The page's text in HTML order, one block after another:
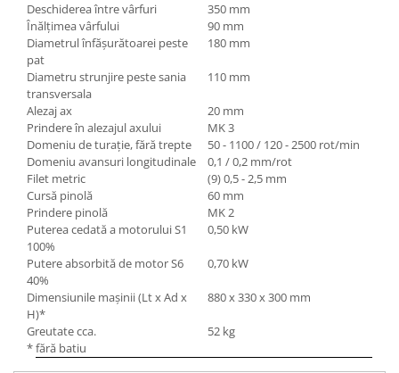
Mandrină cu 4 fălci din otel
Seturi de unelte pentru strungarie
Standuri pentru strunguri
Instrumente de prindere
Dispozitive de prindere pentru
unelte
Elemente de prindere mecanică
Fălci pentru PHV / VHV
Menghine
Mese rotative / mese inclinabile /
Etape XY
Papusa mobila / con de centrare
Instrumente de masurare
Afisaj digital
Bloc ecartament, masurare și
testare
Deschiderea între vârfuri
350 mm
Înălţimea vârfului
90 mm
Diametrul înfăşurătoarei peste
pat
180 mm
Diametru strunjire peste sania
transversala
110 mm
Alezaj ax
20 mm
Prindere în alezajul axului
MK 3
Domeniu de turaţie, fără trepte
50 - 1100 / 120 - 2500 rot/min
Domeniu avansuri longitudinale
0,1 / 0,2 mm/rot
Filet metric
(9) 0,5 - 2,5 mm
Cursă pinolă
60 mm
Prindere pinolă
MK 2
Puterea cedată a motorului S1
100%
0,50 kW
Putere absorbită de motorS6
40%
0,70 kW
Dimensiunile maşinii (Lt x Ad x
H)*
880 x 330 x 300 mm
Greutate cca.
52 kg
* fără batiu